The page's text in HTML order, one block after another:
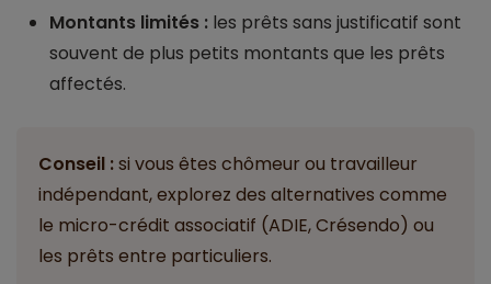
Montants limités : les prêts sans justificatif sont
souvent de plus petits montants que les prêts
affectés.
Conseil :si vous êtes chômeur ou travailleur
indépendant, explorez des alternatives comme
le micro-crédit associatif (ADIE, Crésendo) ou
les prêts entre particuliers.